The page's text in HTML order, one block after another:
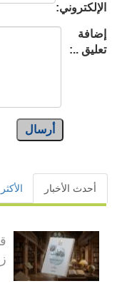
الإلكتروني:
إضافة
تعليق ..:
أرسال
أحدث الأخبار